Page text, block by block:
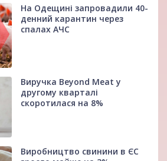
На Одещині запровадили 40-
денний карантин через
спалах АЧС
Виручка Beyond Meat у
другому кварталі
скоротилася на 8%
Виробництво свинини в ЄС